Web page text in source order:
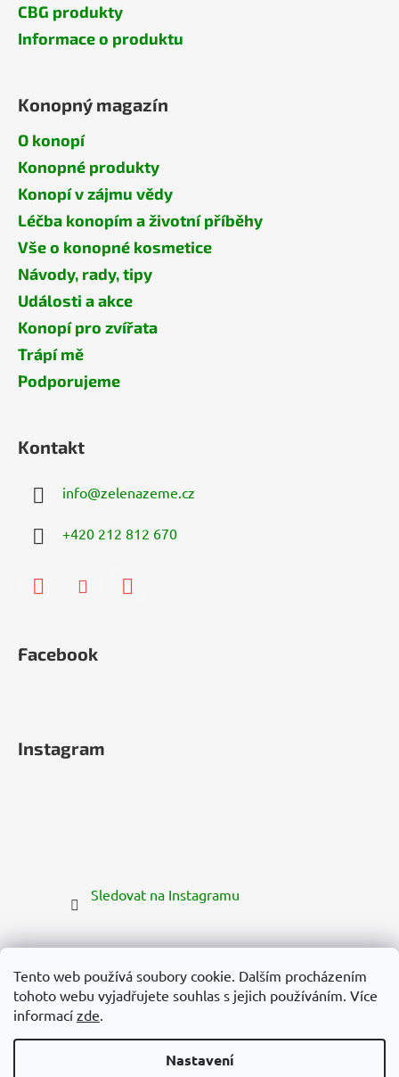
Tento web používá soubory cookie. Dalším procházením
tohoto webu vyjadřujete souhlas s jejich používáním. Více
informací zde.
Nastavení
CBG produkty
Informace o produktu
Konopný magazín
O konopí
Konopné produkty
Konopí v zájmu vědy
Léčba konopím a životní příběhy
Vše o konopné kosmetice
Návody, rady, tipy
Události a akce
Konopí pro zvířata
Trápí mě
Podporujeme
Kontakt
info@zelenazeme.cz
+420 212 812 670
Facebook
Instagram
Sledovat na Instagramu